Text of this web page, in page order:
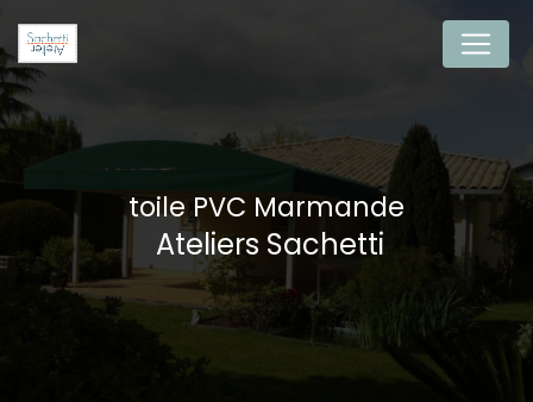
toile PVC Marmande
Ateliers Sachetti